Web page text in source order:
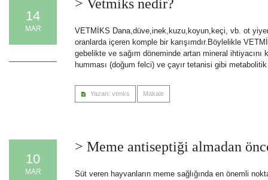
14
MAR
> Vetmiks nedir?
VETMİKS Dana,düve,inek,kuzu,koyun,keçi, vb. ot
oranlarda içeren komple bir karışımdır.Böylelikle
gebelikte ve sağım döneminde artan mineral
humması (doğum felci) ve çayır tetanisi gibi
Yazan: vtmks Makale
10
MAR
> Meme antiseptiği almadan
Süt veren hayvanların meme sağlığında en önemli